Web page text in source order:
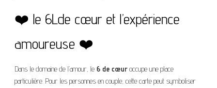
❤️ le 6Lde cœur et l’expérience
amoureuse ❤️
Dans le domaine de l’amour, le 6 de cœur occupe une place
particulière. Pour les personnes en couple, cette carte peut symboliser